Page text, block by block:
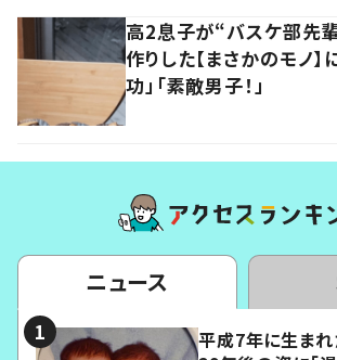
高2息子が“バスケ部先
作りした【まさかのモノ
功」「素敵男子！」
ニュース
平成7年に生ま